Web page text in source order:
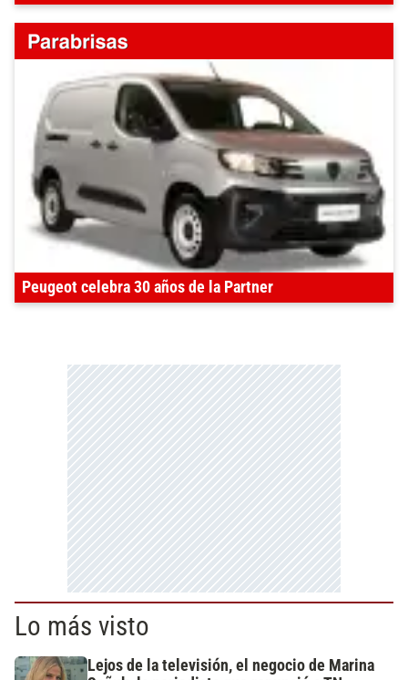
Peugeot celebra 30 años de la Partner
Lo más visto
Lejos de la televisión, el negocio de Marina